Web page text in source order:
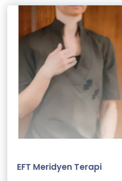
EFT Meridyen Terapi